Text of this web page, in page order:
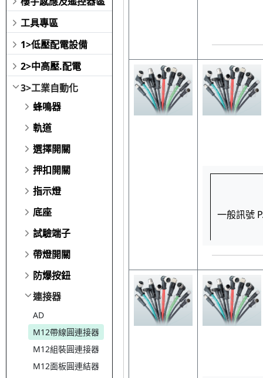
工具專區
1>低壓配電設備
2>中高壓.配電
3>工業自動化
蜂鳴器
軌道
選擇開關
押扣開關
指示燈
底座
試驗端子
帶燈開關
防爆按鈕
連接器
AD
M12帶線圓連接器
M12組裝圓連接器
M12面板圓連結器
一般訊號